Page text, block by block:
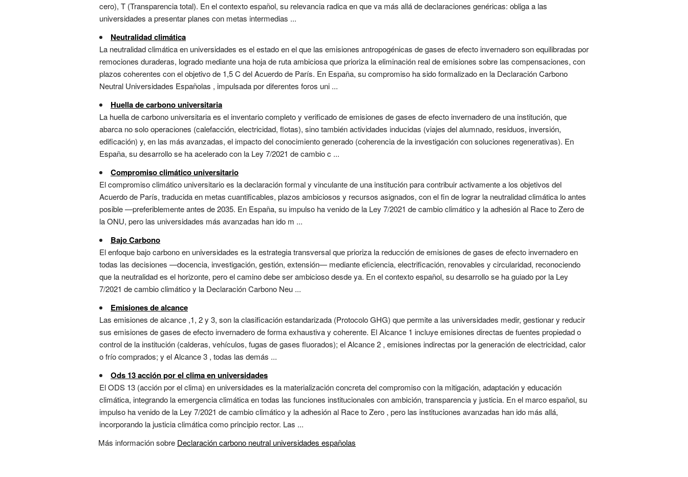
cero), T (Transparencia total). En el contexto español, su relevancia radica en que va más allá de declaraciones genéricas: obliga a las
universidades a presentar planes con metas intermedias ...
Neutralidad climática
La neutralidad climática en universidades es el estado en el que las emisiones antropogénicas de gases de efecto invernadero son equilibradas por
remociones duraderas, logrado mediante una hoja de ruta ambiciosa que prioriza la eliminación real de emisiones sobre las compensaciones, con
plazos coherentes con el objetivo de 1,5 C del Acuerdo de París. En España, su compromiso ha sido formalizado en la Declaración Carbono
Neutral Universidades Españolas , impulsada por diferentes foros uni ...
Huella de carbono universitaria
La huella de carbono universitaria es el inventario completo y verificado de emisiones de gases de efecto invernadero de una institución, que
abarca no solo operaciones (calefacción, electricidad, flotas), sino también actividades inducidas (viajes del alumnado, residuos, inversión,
edificación) y, en las más avanzadas, el impacto del conocimiento generado (coherencia de la investigación con soluciones regenerativas). En
España, su desarrollo se ha acelerado con la Ley 7/2021 de cambio c ...
Compromiso climático universitario
El compromiso climático universitario es la declaración formal y vinculante de una institución para contribuir activamente a los objetivos del
Acuerdo de París, traducida en metas cuantificables, plazos ambiciosos y recursos asignados, con el fin de lograr la neutralidad climática lo antes
posible —preferiblemente antes de 2035. En España, su impulso ha venido de la Ley 7/2021 de cambio climático y la adhesión al Race to Zero de
la ONU, pero las universidades más avanzadas han ido m ...
Bajo Carbono
El enfoque bajo carbono en universidades es la estrategia transversal que prioriza la reducción de emisiones de gases de efecto invernadero en
todas las decisiones —docencia, investigación, gestión, extensión— mediante eficiencia, electrificación, renovables y circularidad, reconociendo
que la neutralidad es el horizonte, pero el camino debe ser ambicioso desde ya. En el contexto español, su desarrollo se ha guiado por la Ley
7/2021 de cambio climático y la Declaración Carbono Neu ...
Emisiones de alcance
Las emisiones de alcance ,1, 2 y 3, son la clasificación estandarizada (Protocolo GHG) que permite a las universidades medir, gestionar y reducir
sus emisiones de gases de efecto invernadero de forma exhaustiva y coherente. El Alcance 1 incluye emisiones directas de fuentes propiedad o
control de la institución (calderas, vehículos, fugas de gases fluorados); el Alcance 2 , emisiones indirectas por la generación de electricidad, calor
o frío comprados; y el Alcance 3 , todas las demás ...
Ods 13 acción por el clima en universidades
El ODS 13 (acción por el clima) en universidades es la materialización concreta del compromiso con la mitigación, adaptación y educación
climática, integrando la emergencia climática en todas las funciones institucionales con ambición, transparencia y justicia. En el marco español, su
impulso ha venido de la Ley 7/2021 de cambio climático y la adhesión al Race to Zero , pero las instituciones avanzadas han ido más allá,
incorporando la justicia climática como principio rector. Las ...
Más información sobre Declaración carbono neutral universidades españolas